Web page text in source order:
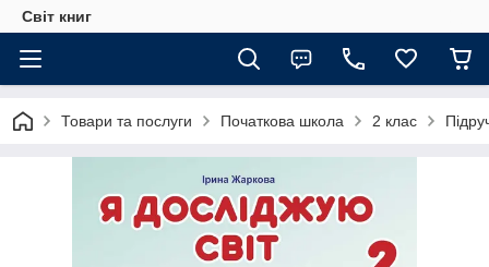
Світ книг
Товари та послуги Початкова школа 2 клас